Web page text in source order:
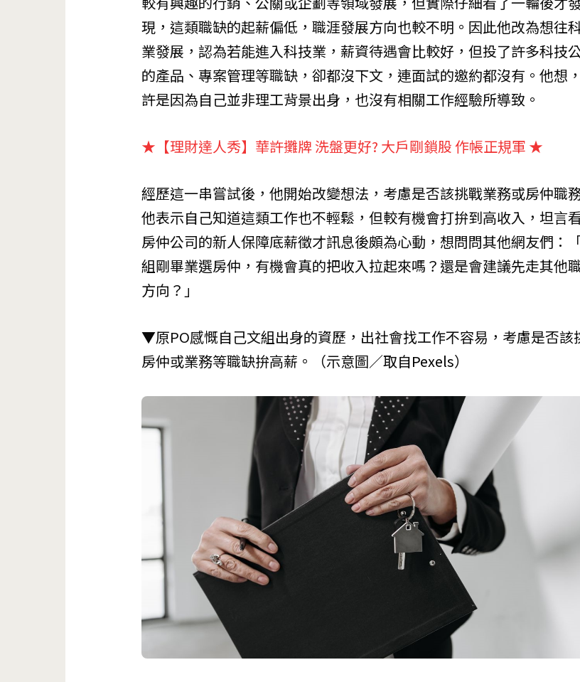
現，這類職缺的起薪偏低，職涯發展方向也較不明。因此他改為想往
業發展，認為若能進入科技業，薪資待遇會比較好，但投了許多科技
的產品、專案管理等職缺，卻都沒下文，連面試的邀約都沒有。他想
許是因為自己並非理工背景出身，也沒有相關工作經驗所導致。
★【理財達人秀】華許攤牌 洗盤更好? 大戶剛鎖股 作帳正規軍 ★
經歷這一串嘗試後，他開始改變想法，考慮是否該挑戰業務或房仲職
他表示自己知道這類工作也不輕鬆，但較有機會打拚到高收入，坦言
房仲公司的新人保障底薪徵才訊息後頗為心動，想問問其他網友們：
組剛畢業選房仲，有機會真的把收入拉起來嗎？還是會建議先走其他
方向？」
▼原PO感慨自己文組出身的資歷，出社會找工作不容易，考慮是否該
房仲或業務等職缺拚高薪。（示意圖／取自Pexels）